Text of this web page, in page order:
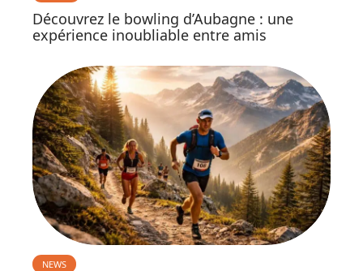
Découvrez le bowling d’Aubagne : une
expérience inoubliable entre amis
NEWS